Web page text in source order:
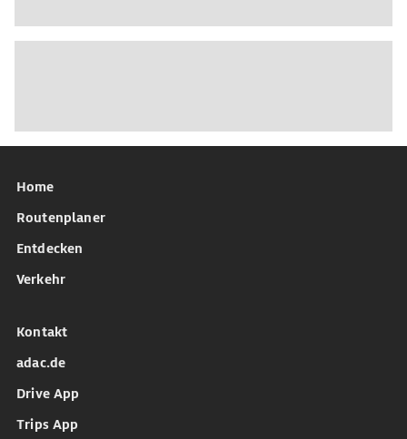
Home
Routenplaner
Entdecken
Verkehr
Kontakt
adac.de
Drive App
Trips App